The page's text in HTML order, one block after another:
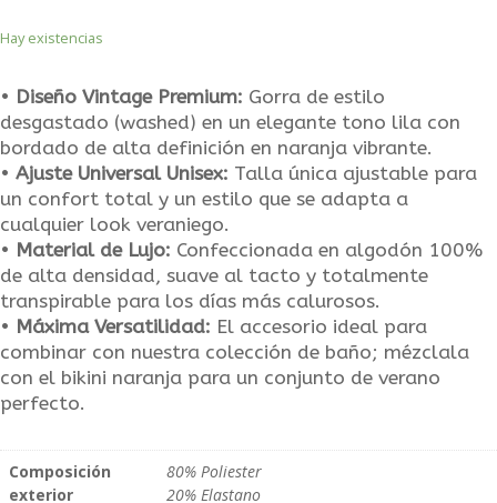
Hay existencias
• Diseño Vintage Premium: Gorra de estilo
desgastado (washed) en un elegante tono lila con
bordado de alta definición en naranja vibrante.
• Ajuste Universal Unisex: Talla única ajustable para
un confort total y un estilo que se adapta a
cualquier look veraniego.
• Material de Lujo: Confeccionada en algodón 100%
de alta densidad, suave al tacto y totalmente
transpirable para los días más calurosos.
• Máxima Versatilidad: El accesorio ideal para
combinar con nuestra colección de baño; mézclala
con el bikini naranja para un conjunto de verano
perfecto.
Composición
exterior
80% Poliester
20% Elastano